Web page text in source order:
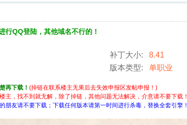
QQ登陆，其他域名不行的！
补丁大小:
8.41
版本类型: 单职业
再下载！ (掉链在联系楼主无果后去失效申报区发帖申报！)
，找不到就无解，除了掉链，其他问题无法解决，介意请不要下载！
友请不要下载；下载任何版本请第一时间进行杀毒，替换全套引擎！